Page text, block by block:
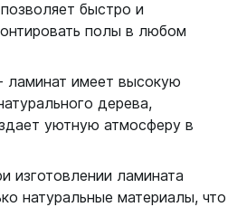
быстро и
полы в любом
ламинат имеет высокую
дерева,
уютную атмосферу в
изготовлении ламината
натуральные материалы, что